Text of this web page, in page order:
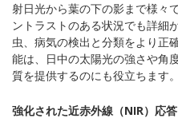
射日光から葉の下の影まで様々
ントラストのある状況でも詳細
虫、病気の検出と分類をより正
能は、日中の太陽光の強さや角
質を提供するのにも役立ちます。
強化された近赤外線（NIR）応答